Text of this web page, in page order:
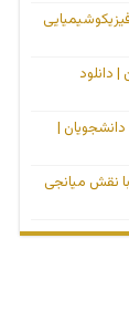
دانلود
|
نقش میانجی